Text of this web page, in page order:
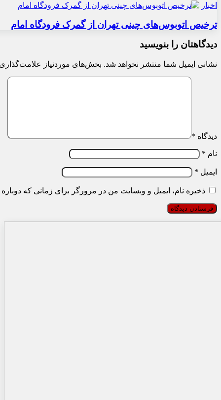
اخبار
ترخیص اتوبوس‌های چینی تهران از گمرک فرودگاه امام
دیدگاهتان را بنویسید
نشانی ایمیل شما منتشر نخواهد شد. بخش‌های موردنیاز
دیدگاه *
نام *
ایمیل *
ذخیره نام، ایمیل و وبسایت من در مرورگر برای زمانی که